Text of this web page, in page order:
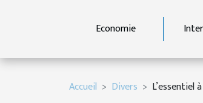
Economie
Accueil Divers L’essentiel